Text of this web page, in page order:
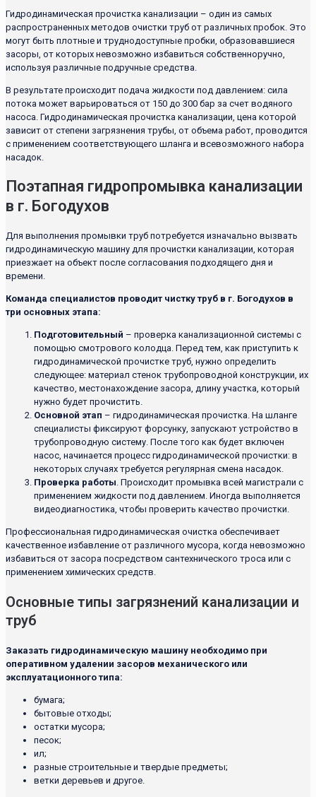
Гидродинамическая прочистка канализации – один из самых
распространенных методов очистки труб от различных пробок. Это
могут быть плотные и труднодоступные пробки, образовавшиеся
засоры, от которых невозможно избавиться собственноручно,
используя различные подручные средства.
В результате происходит подача жидкости под давлением: сила
потока может варьироваться от 150 до 300 бар за счет водяного
насоса. Гидродинамическая прочистка канализации, цена которой
зависит от степени загрязнения трубы, от объема работ, проводится
с применением соответствующего шланга и всевозможного набора
насадок.
Поэтапная гидропромывка канализации
в г. Богодухов
Для выполнения промывки труб потребуется изначально вызвать
гидродинамическую машину для прочистки канализации, которая
приезжает на объект после согласования подходящего дня и
времени.
Команда специалистов проводит чистку труб в г. Богодухов в
три основных этапа:
Подготовительный – проверка канализационной системы с
помощью смотрового колодца. Перед тем, как приступить к
гидродинамической прочистке труб, нужно определить
следующее: материал стенок трубопроводной конструкции, их
качество, местонахождение засора, длину участка, который
нужно будет прочистить.
Основной этап – гидродинамическая прочистка. На шланге
специалисты фиксируют форсунку, запускают устройство в
трубопроводную систему. После того как будет включен
насос, начинается процесс гидродинамической прочистки: в
некоторых случаях требуется регулярная смена насадок.
Проверка работы. Происходит промывка всей магистрали с
применением жидкости под давлением. Иногда выполняется
видеодиагностика, чтобы проверить качество прочистки.
Профессиональная гидродинамическая очистка обеспечивает
качественное избавление от различного мусора, когда невозможно
избавиться от засора посредством сантехнического троса или с
применением химических средств.
Основные типы загрязнений канализации и
труб
Заказать гидродинамическую машину необходимо при
оперативном удалении засоров механического или
эксплуатационного типа:
бумага;
бытовые отходы;
остатки мусора;
песок;
ил;
разные строительные и твердые предметы;
ветки деревьев и другое.